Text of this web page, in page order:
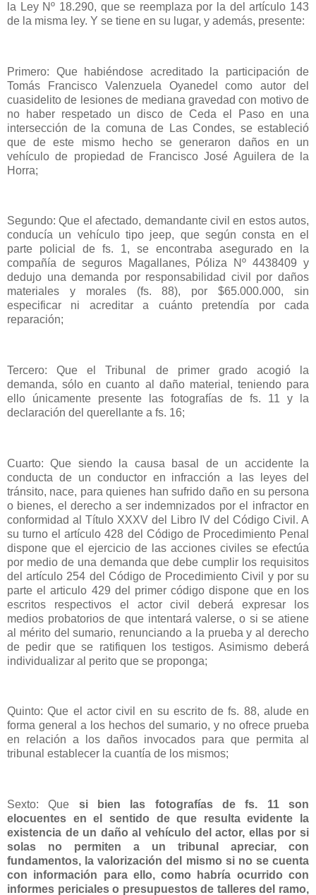
la Ley Nº 18.290, que se reemplaza por la del artículo 143
de la misma ley. Y se tiene en su lugar, y además, presente:
Primero: Que habiéndose acreditado la participación de
Tomás Francisco Valenzuela Oyanedel como autor del
cuasidelito de lesiones de mediana gravedad con motivo de
no haber respetado un disco de Ceda el Paso en una
intersección de la comuna de Las Condes, se estableció
que de este mismo hecho se generaron daños en un
vehículo de propiedad de Francisco José Aguilera de la
Horra;
Segundo: Que el afectado, demandante civil en estos autos,
conducía un vehículo tipo jeep, que según consta en el
parte policial de fs. 1, se encontraba asegurado en la
compañía de seguros Magallanes, Póliza Nº 4438409 y
dedujo una demanda por responsabilidad civil por daños
materiales y morales (fs. 88), por $65.000.000, sin
especificar ni acreditar a cuánto pretendía por cada
reparación;
Tercero: Que el Tribunal de primer grado acogió la
demanda, sólo en cuanto al daño material, teniendo para
ello únicamente presente las fotografías de fs. 11 y la
declaración del querellante a fs. 16;
Cuarto: Que siendo la causa basal de un accidente la
conducta de un conductor en infracción a las leyes del
tránsito, nace, para quienes han sufrido daño en su persona
o bienes, el derecho a ser indemnizados por el infractor en
conformidad al Título XXXV del Libro IV del Código Civil. A
su turno el artículo 428 del Código de Procedimiento Penal
dispone que el ejercicio de las acciones civiles se efectúa
por medio de una demanda que debe cumplir los requisitos
del artículo 254 del Código de Procedimiento Civil y por su
parte el articulo 429 del primer código dispone que en los
escritos respectivos el actor civil deberá expresar los
medios probatorios de que intentará valerse, o si se atiene
al mérito del sumario, renunciando a la prueba y al derecho
de pedir que se ratifiquen los testigos. Asimismo deberá
individualizar al perito que se proponga;
Quinto: Que el actor civil en su escrito de fs. 88, alude en
forma general a los hechos del sumario, y no ofrece prueba
en relación a los daños invocados para que permita al
tribunal establecer la cuantía de los mismos;
Sexto: Que si bien las fotografías de fs. 11 son
elocuentes en el sentido de que resulta evidente la
existencia de un daño al vehículo del actor, ellas por si
solas no permiten a un tribunal apreciar, con
fundamentos, la valorización del mismo si no se cuenta
con información para ello, como habría ocurrido con
informes periciales o presupuestos de talleres del ramo,